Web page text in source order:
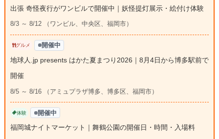
出張 奇怪夜行がワンビルで開催中｜妖怪提灯展示・絵付け体験
8/3 ～ 8/12 （ワンビル、中央区、福岡市）
グルメ 開催中
地球人.jp presents はかた夏まつり2026｜8月4日から博多駅前で
開催
8/5 ～ 8/16 （アミュプラザ博多、博多区、福岡市）
体験 開催中
福岡城ナイトマーケット｜舞鶴公園の開催日・時間・入場料